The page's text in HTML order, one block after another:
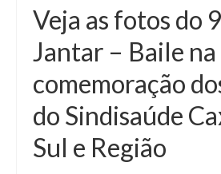
Veja as fotos do
Jantar – Baile na
comemoração
do Sindisaúde
Sul e Região